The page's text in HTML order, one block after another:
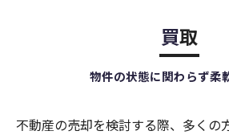
買取
物件の状態に関わらず柔
不動産の売却を検討する際、多くの